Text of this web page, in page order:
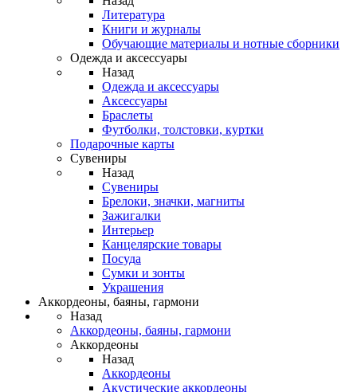
Литература
Книги и журналы
Обучающие материалы и нотные сборники
Одежда и аксессуары
Назад
Одежда и аксессуары
Аксессуары
Браслеты
Футболки, толстовки, куртки
Подарочные карты
Сувениры
Назад
Сувениры
Брелоки, значки, магниты
Зажигалки
Интерьер
Канцелярские товары
Посуда
Сумки и зонты
Украшения
Аккордеоны, баяны, гармони
Назад
Аккордеоны, баяны, гармони
Аккордеоны
Назад
Аккордеоны
Акустические аккордеоны